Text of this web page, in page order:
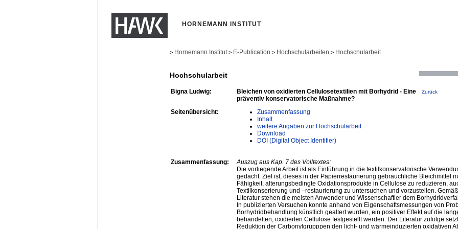
HORNEMANN INSTITUT
> Hornemann Institut > E-Publication > Hochschularbeiten > Hochschularbeit
Hochschularbeit
Bigna Ludwig:
Bleichen von oxidierten Cellulosetextilien mit Borhydrid - Eine
präventiv konservatorische Maßnahme?
Zurück
Seitenübersicht:
Zusammenfassung
Inhalt
weitere Angaben zur Hochschularbeit
Download
DOI (Digital Object Identifier)
Zusammenfassung:
Auszug aus Kap. 7 des Volltextes:
Die vorliegende Arbeit ist als Einführung in die textilkonservatorische
gedacht. Ziel ist, dieses in der Papierrestaurierung gebräuchliche Bleichmittel
Fähigkeit, alterungsbedingte Oxidationsprodukte in Cellulose zu reduzieren,
Textilkonserierung und –restaurierung zu untersuchen und vorzustellen.
Literatur stehen die meisten Anwender und Wissenschaftler dem
In publizierten Versuchen konnte anhand von Eigenschaftsmessungen von
Borhydridbehandlung künstlich gealtert wurden, ein positiver Effekt auf die
behandelten, oxidierten Cellulose festgestellt werden. Der Literatur zufolge
Reduktion der Carbonylgrupppen den licht- und wärmeinduzierten oxidativen